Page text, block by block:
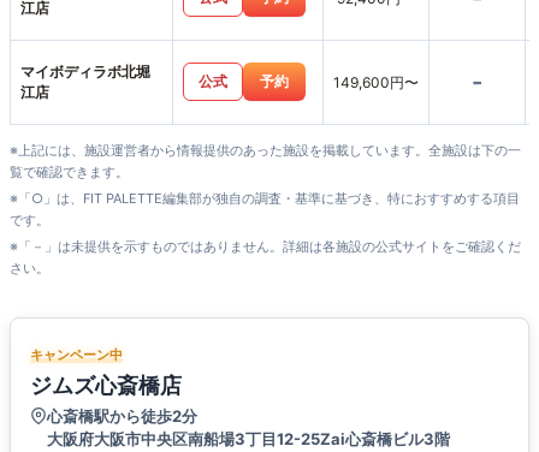
江店
マイボディラボ北堀
江店
公式 予約 149,600円〜 -
※上記には、施設運営者から情報提供のあった施設を掲載しています。全施設は下の一
覧で確認できます。
※「○」は、FIT PALETTE編集部が独自の調査・基準に基づき、特におすすめする項目
です。
※「－」は未提供を示すものではありません。詳細は各施設の公式サイトをご確認くだ
さい。
キャンペーン中
ジムズ心斎橋店
心斎橋駅から徒歩2分
大阪府大阪市中央区南船場3丁目12-25Zai心斎橋ビル3階